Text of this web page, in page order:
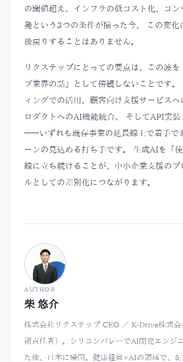
の閾値超え、インフラの低コスト化、コン
発という3つの条件が揃った今、 この変化
後戻りすることはありません。
リクステップにとっての要点は、この波を
ブ業界の話」として傍観しないことです。
ィングでの活用、顧客向け支援サービスへ
ロダクトへのAI機能統合、 そしてAPI実装
——いずれも既存事業の延長線上で着手で
ーンの見込める打ち手です。 生成AIを「
線に立ち続けることが、中小企業支援のプ
ルとしての差別化につながります。
AUTHOR
柴 悠介
株式会社リクステップ CEO ／ K-Drive株式会
術責任者）。シリコンバレーでAI開発エンジ
た後、日本に帰国。健康経営×AIの領域で、